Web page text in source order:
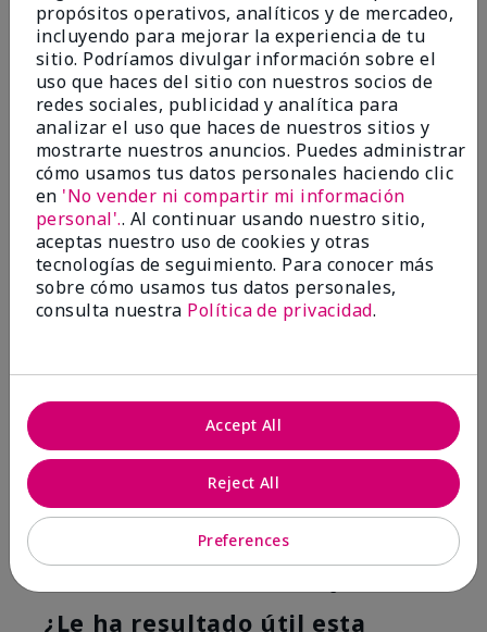
¿Le ha resultado útil esta
opinión?
22 1
Marcar esta opinión
5
Awesome
EnviadoHace 10 meses
porJudy
Comprador verificado
Evaluado en
Comentarios sobre Mary Kay Clinical Solutions®
Dynamic Wrinkle Limiter™
Hope it helps
¿Le ha resultado útil esta
propósitos operativos, analíticos y de mercadeo,
incluyendo para mejorar la experiencia de tu
sitio. Podríamos divulgar información sobre el
uso que haces del sitio con nuestros socios de
redes sociales, publicidad y analítica para
analizar el uso que haces de nuestros sitios y
mostrarte nuestros anuncios. Puedes administrar
cómo usamos tus datos personales haciendo clic
en 'No vender ni compartir mi información
personal'.. Al continuar usando nuestro sitio,
aceptas nuestro uso de cookies y otras
tecnologías de seguimiento. Para conocer más
sobre cómo usamos tus datos personales,
consulta nuestra Política de privacidad.
Preferences
Reject All
Accept All